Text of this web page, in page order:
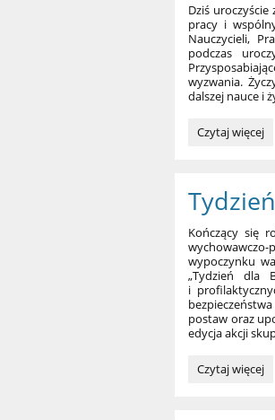
Dziś
pracy i
Nauczycieli,
podczas
wyzwania.
dalszej nauce i
Zakończenie
:
Czytaj więcej
Kończący się
wypoczynku
„Tydzień dla
i
postaw oraz
edycja akcji
Tydzień
Czytaj więcej